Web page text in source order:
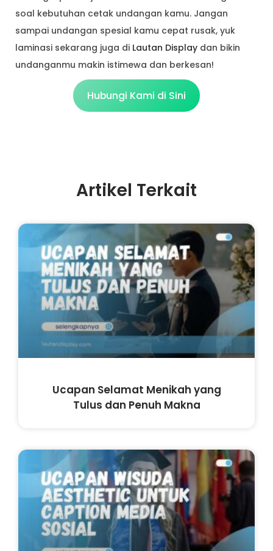
soal kebutuhan cetak undangan kamu. Jangan
sampai undangan spesial kamu cepat rusak, yuk
laminasi sekarang juga di Lautan Display dan bikin
undanganmu makin istimewa dan berkesan!
Hubungi Kami di Sini
Artikel Terkait
Ucapan Selamat Menikah yang
Tulus dan Penuh Makna